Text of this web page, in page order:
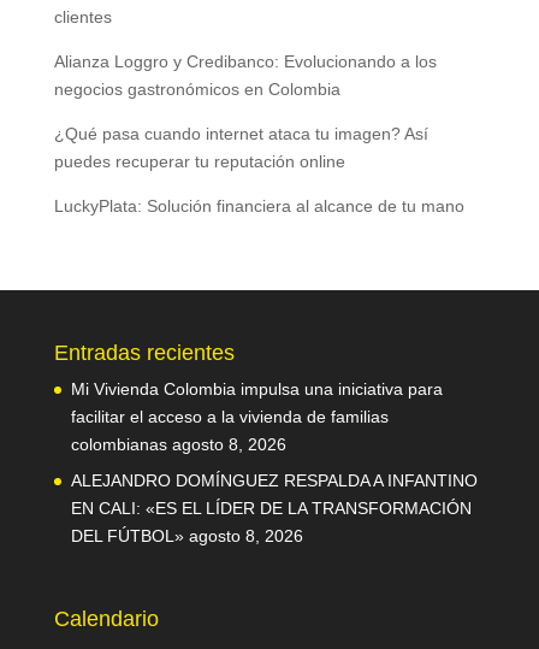
clientes
Alianza Loggro y Credibanco: Evolucionando a los
negocios gastronómicos en Colombia
¿Qué pasa cuando internet ataca tu imagen? Así
puedes recuperar tu reputación online
LuckyPlata: Solución financiera al alcance de tu mano
Entradas recientes
Mi Vivienda Colombia impulsa una iniciativa para
facilitar el acceso a la vivienda de familias
colombianas agosto 8, 2026
ALEJANDRO DOMÍNGUEZ RESPALDA A INFANTINO
EN CALI: «ES EL LÍDER DE LA TRANSFORMACIÓN
DEL FÚTBOL» agosto 8, 2026
Calendario